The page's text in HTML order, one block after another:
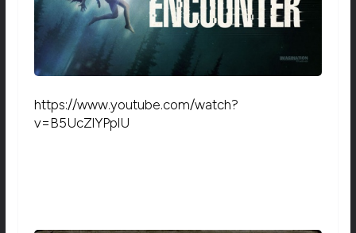
https://www.youtube.com/watch?
v=B5UcZlYPplU